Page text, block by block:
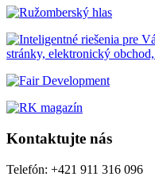
Kontaktujte nás
Telefón: +421 911 316 096